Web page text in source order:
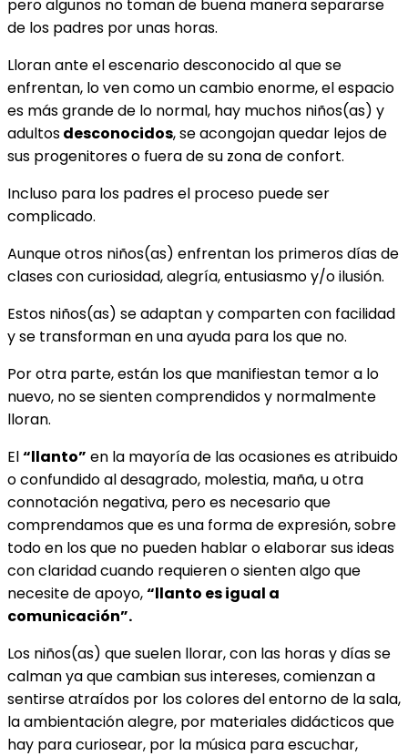
pero algunos no toman de buena manera separarse
de los padres por unas horas.
Lloran ante el escenario desconocido al que se
enfrentan, lo ven como un cambio enorme, el espacio
es más grande de lo normal, hay muchos niños(as) y
adultosdesconocidos, se acongojan quedar lejos de
sus progenitores o fuera de su zona de confort.
Incluso para los padres el proceso puede ser
complicado.
Aunque otros niños(as) enfrentan los primeros días de
clases con curiosidad, alegría, entusiasmo y/o ilusión.
Estos niños(as) se adaptan y comparten con facilidad
y se transforman en una ayuda para los que no.
Por otra parte, están los que manifiestan temor a lo
nuevo, no se sienten comprendidos y normalmente
lloran.
El“llanto” en la mayoría de las ocasiones es atribuido
o confundido al desagrado, molestia, maña, u otra
connotación negativa, pero es necesario que
comprendamos que es una forma de expresión, sobre
todo en los que no pueden hablar o elaborar sus ideas
con claridad cuando requieren o sienten algo que
necesite de apoyo,“llanto es igual a
comunicación”.
Los niños(as) que suelen llorar, con las horas y días se
calman ya que cambian sus intereses, comienzan a
sentirse atraídos por los colores del entorno de la sala,
la ambientación alegre, por materiales didácticos que
hay para curiosear, por la música para escuchar,